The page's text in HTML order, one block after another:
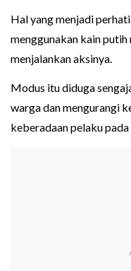
Hal yang menjadi
menggunakan kain
menjalankan aksinya.
Modus itu diduga
warga dan mengurangi
keberadaan pelaku